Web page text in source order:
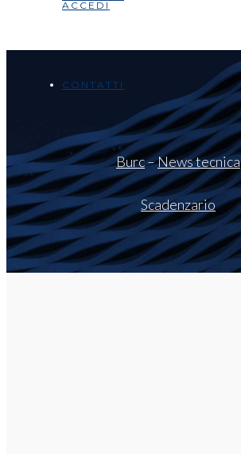
ACCEDI
CONTATTI
Burc–News tecnica
Scadenzario